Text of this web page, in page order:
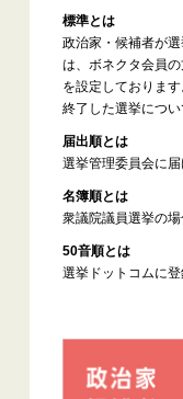
標準とは
政治家・候補者が
は、ボネクタ会員
を設定しております
終了した選挙につい
届出順とは
選挙管理委員会に
名簿順とは
衆議院議員選挙の
50音順とは
選挙ドットコムに